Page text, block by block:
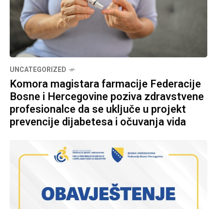
UNCATEGORIZED
Komora magistara farmacije Federacije
Bosne i Hercegovine poziva zdravstvene
profesionalce da se uključe u projekt
prevencije dijabetesa i očuvanja vida